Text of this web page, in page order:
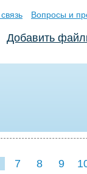
Вопросы и
Добавить
7 8 9